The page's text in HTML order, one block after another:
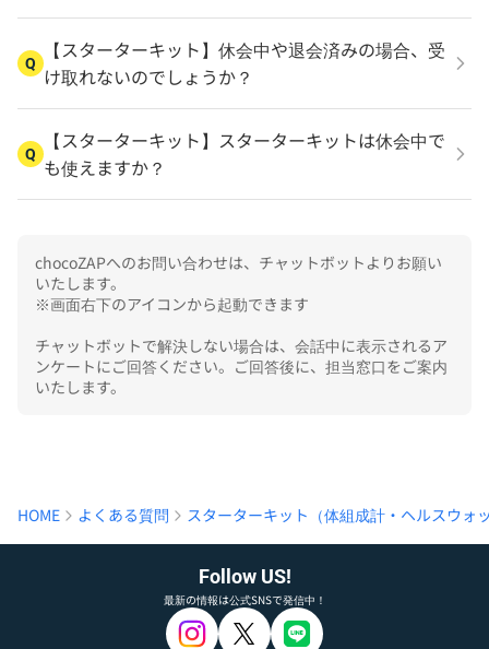
Q
【スターターキット】休会中や退会済みの場合、受
け取れないのでしょうか？
Q
【スターターキット】スターターキットは休会中で
も使えますか？
chocoZAPへのお問い合わせは、チャットボットよりお願い
いたします。
※画面右下のアイコンから起動できます
チャットボットで解決しない場合は、会話中に表示されるア
ンケートにご回答ください。ご回答後に、担当窓口をご案内
いたします。
HOME よくある質問 スターターキット（体組成計・ヘルスウォ
Follow US!
最新の情報は公式SNSで発信中！